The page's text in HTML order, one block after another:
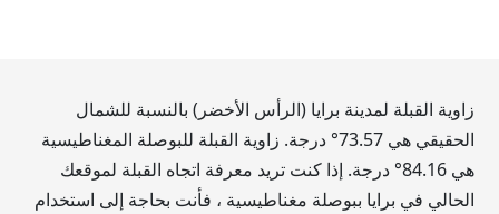
زاوية القبلة لمدينة برايا (الرأس الأخضر) بالنسبة للشمال
الحقيقي هي73.57° درجة. زاوية القبلة للبوصلة المغناطيسية
هي84.16° درجة. إذا كنت تريد معرفة اتجاه القبلة لموقعك
الحالي في برايا ببوصلة مغناطيسية ، فأنت بحاجة إلى استخدام